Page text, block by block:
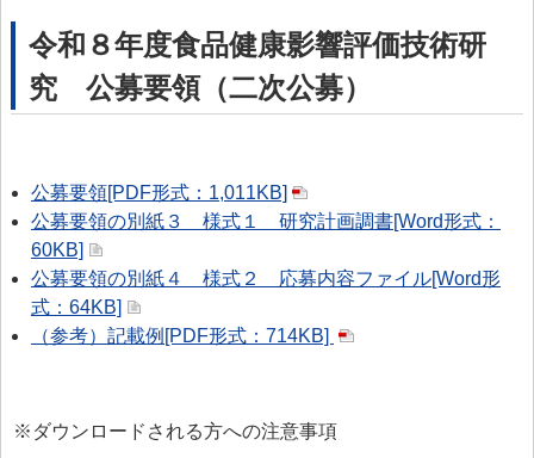
> かび毒・自然毒等専門調査会
> 遺伝子組換え食品等専門調査会
> 新開発食品専門調査会
> ワーキンググループ
> 以前設置していた主なワーキンググループ
委託研究・調査事業
委託研究・調査事業等
> 調査事業について
令和８年度食品健康影響評価技術研
究 公募要領（二次公募）
公募要領[PDF形式：1,011KB]
公募要領の別紙３ 様式１ 研究計画調書[Word形式：
60KB]
公募要領の別紙４ 様式２ 応募内容ファイル[Word形
式：64KB]
（参考）記載例[PDF形式：714KB]
※ダウンロードされる方への注意事項